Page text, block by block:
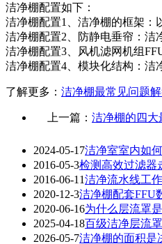
洁净棚配置如下：
洁净棚配置1、洁净棚的框架：
洁净棚配置2、防静电垂帘：洁
洁净棚配置3、风机滤网机组
洁净棚配置4、模块化结构：洁
了解更多： 洁净棚最常见问题
上一篇： 洁净棚的四大
2024-05-17洁净室室内如
2016-05-3检测高效过滤器
2016-06-11洁净流水线工
2020-12-3洁净棚配套FFU
2020-06-16为什么层流罩
2025-04-18百级洁净层流
2026-05-7洁净棚的面积是